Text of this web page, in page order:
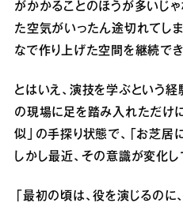
がかかることのほうが多いじ
た空気がいったん途切れてし
なで作り上げた空間を継続でき
とはいえ、演技を学ぶという
の現場に足を踏み入れただけ
似」の手探り状態で、「お芝居
しかし最近、その意識が変化し
「最初の頃は、役を演じるのに